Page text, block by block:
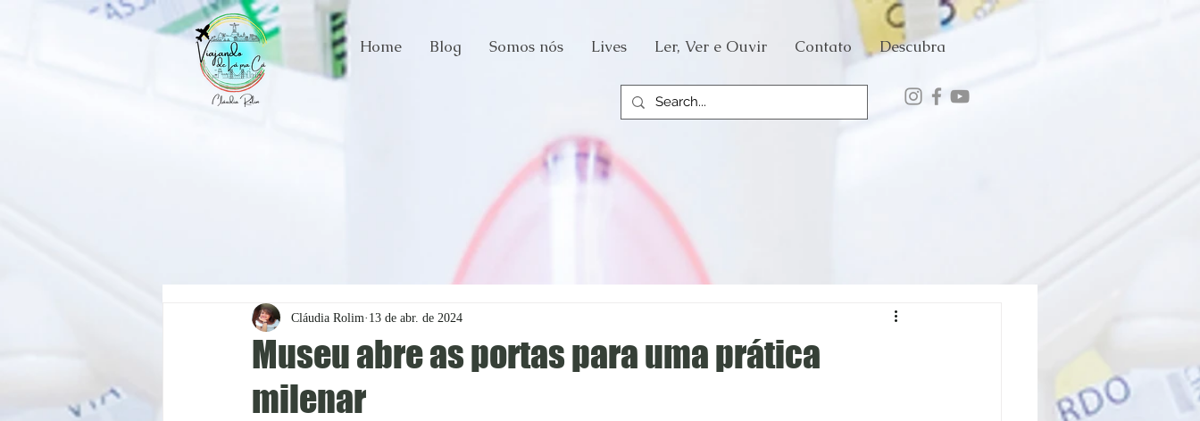
Home Blog Somos nós Lives Ler, Ver e Ouvir Contato Descubra
Museu abre as portas para uma prática
milenar
Cláudia Rolim 13 de abr. de 2024